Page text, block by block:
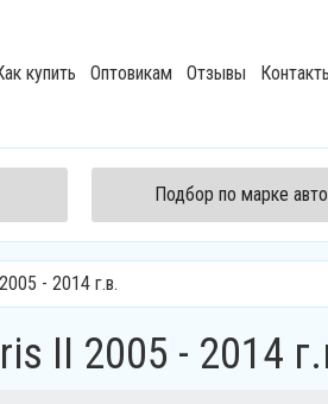
купить Оптовикам Отзывы
Подбор по марке
- 2014 г.в.
II 2005 - 2014